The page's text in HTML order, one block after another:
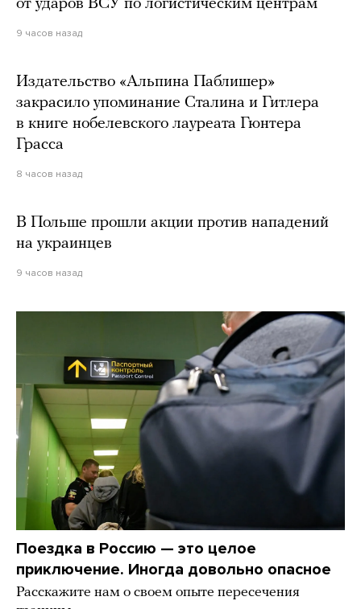
от ударов ВСУ по логистическим центрам
9 часов назад
Издательство «Альпина Паблишер»
закрасило упоминание Сталина и Гитлера
в книге нобелевского лауреата Гюнтера
Грасса
8 часов назад
В Польше прошли акции против нападений
на украинцев
9 часов назад
Поездка в Россию — это целое
приключение. Иногда довольно опасное
Расскажите нам о своем опыте пересечения